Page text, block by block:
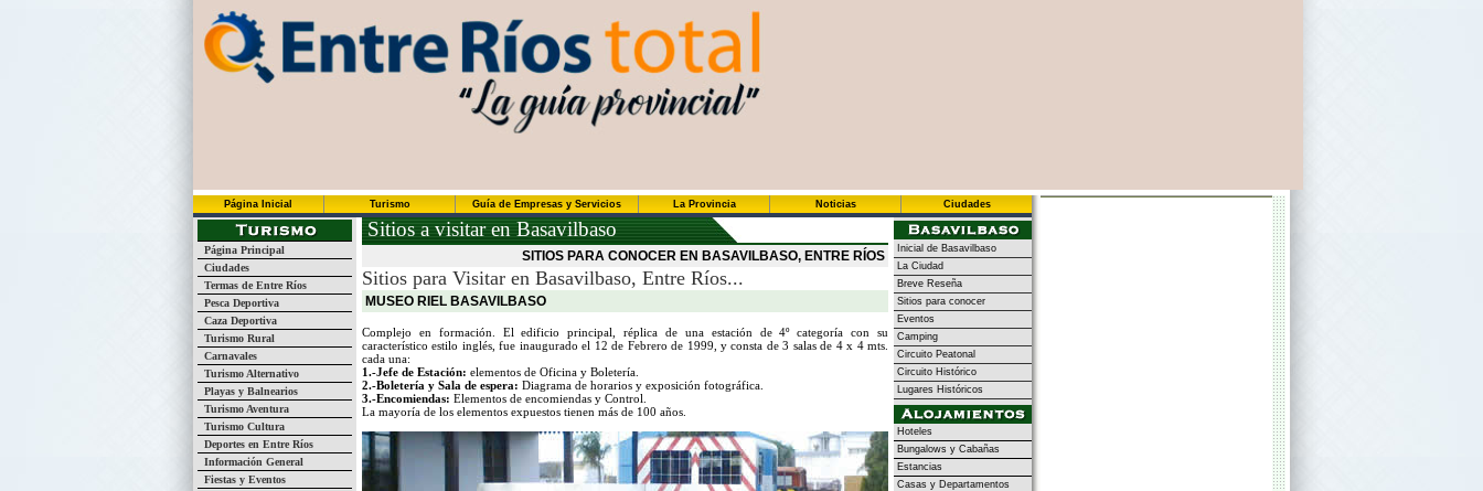
Página Inicial Turismo Guía de Empresas y Servicios La Provincia Noticias Ciudades
Página Principal
Ciudades
Termas de Entre Ríos
Pesca Deportiva
Caza Deportiva
Turismo Rural
Carnavales
Turismo Alternativo
Playas y Balnearios
Turismo Aventura
Turismo Cultura
Deportes en Entre Ríos
Información General
Fiestas y Eventos
Sitios a visitar en Basavilbaso
SITIOS PARA CONOCER EN BASAVILBASO, ENTRE RÍOS
Sitios para Visitar en Basavilbaso, Entre Ríos...
MUSEO RIEL BASAVILBASO
Complejo en formación. El edificio principal, réplica de una estación de 4º categoría con su
característico estilo inglés, fue inaugurado el 12 de Febrero de 1999, y consta de 3 salas de 4 x 4 mts.
cada una:
1.-Jefe de Estación: elementos de Oficina y Boletería.
2.-Boletería y Sala de espera: Diagrama de horarios y exposición fotográfica.
3.-Encomiendas: Elementos de encomiendas y Control.
La mayoría de los elementos expuestos tienen más de 100 años.
Inicial de Basavilbaso
La Ciudad
Breve Reseña
Sitios para conocer
Eventos
Camping
Circuito Peatonal
Circuito Histórico
Lugares Históricos
Hoteles
Bungalows y Cabañas
Estancias
Casas y Departamentos